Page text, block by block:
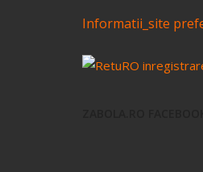
Informatii_site